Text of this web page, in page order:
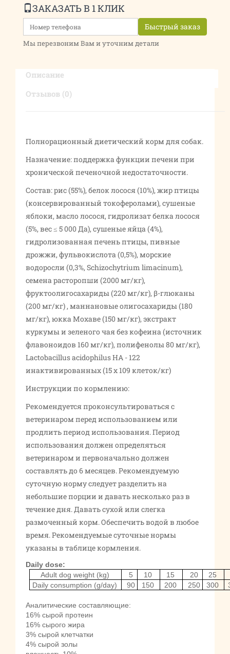
ЗАКАЗАТЬ В 1 КЛИК
Быстрый заказ
Мы перезвоним Вам и уточним детали
Описание
Отзывов (0)
Полнорационный диетический корм для собак.
Назначение: поддержка функции печени при
хронической печеночной недостаточности.
Состав: рис (55%), белок лосося (10%), жир птицы
(консервированный токоферолами), сушеные
яблоки, масло лосося, гидролизат белка лосося
(5%, вес ≤ 5 000 Да), сушеные яйца (4%),
гидролизованная печень птицы, пивные
дрожжи, фульвокислота (0,5%), морские
водоросли (0,3%, Schizochytrium limacinum),
семена расторопши (2000 мг/кг),
фруктоолигосахариды (220 мг/кг), β-глюканы
(200 мг/кг) , маннановые олигосахариды (180
мг/кг), юкка Мохаве (150 мг/кг), экстракт
куркумы и зеленого чая без кофеина (источник
флавоноидов 160 мг/кг), полифенолы 80 мг/кг),
Lactobacillus acidophilus HA - 122
инактивированных (15 x 109 клеток/кг)
Инструкции по кормлению:
Рекомендуется проконсультироваться с
ветеринаром перед использованием или
продлить период использования. Период
использования должен определяться
ветеринаром и первоначально должен
составлять до 6 месяцев. Рекомендуемую
суточную норму следует разделить на
небольшие порции и давать несколько раз в
течение дня. Давать сухой или слегка
размоченный корм. Обеспечить водой в любое
время. Рекомендуемые суточные нормы
указаны в таблице кормления.
Daily dose:
Adult dog weight (kg)
5 10 15 20
25
Daily consumption (g/day)
90 150 200 250 300
Аналитические составляющие:
16% сырой протеин
16% сырого жира
3% сырой клетчатки
4% сырой золы